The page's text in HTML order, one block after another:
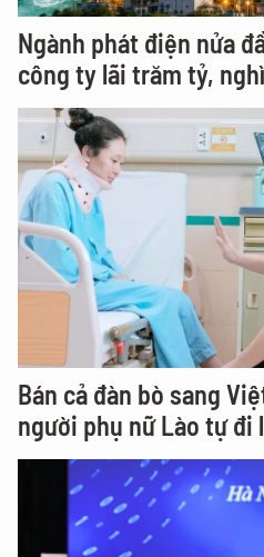
Ngành phát điện nửa
công ty lãi trăm tỷ,
Bán cả đàn bò sang
người phụ nữ Lào tự